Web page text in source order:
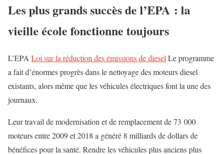
Les plus grands succès de l’EPA : la
vieille école fonctionne toujours
L’EPA Loi sur la réduction des émissions de diesel Le programme
a fait d’énormes progrès dans le nettoyage des moteurs diesel
existants, alors même que les véhicules électriques font la une des
journaux.
Leur travail de modernisation et de remplacement de 73 000
moteurs entre 2009 et 2018 a généré 8 milliards de dollars de
bénéfices pour la santé. Rendre les véhicules plus anciens plus